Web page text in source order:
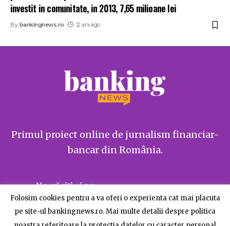
investit in comunitate, in 2013, 7,65 milioane lei
By bankingnews.ro 12 ani ago
Primul proiect online de jurnalism financiar-
bancar din România.
Ne găsiți și pe
Folosim cookies pentru a va oferi o experienta cat mai placuta
pe site-ul bankingnews.ro. Mai multe detalii despre politica